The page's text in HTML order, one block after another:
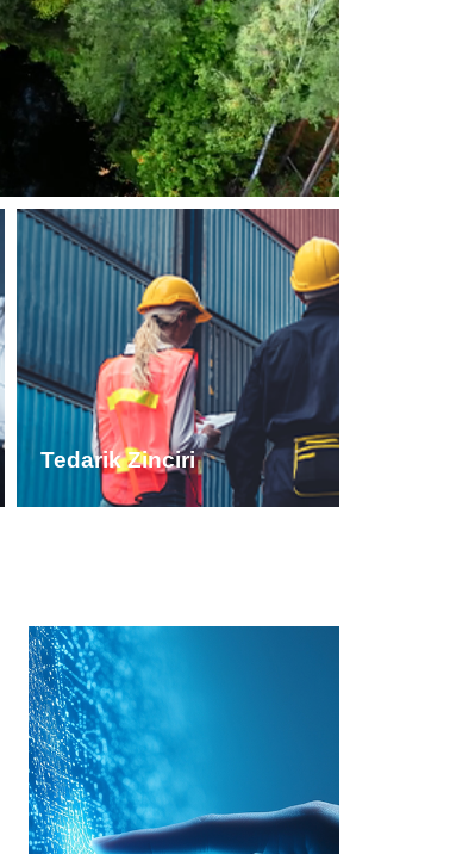
Tedarik Zinciri